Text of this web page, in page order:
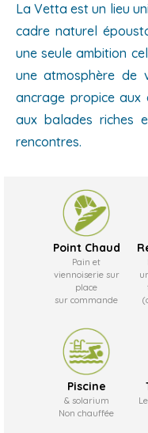
La Vetta est un lieu
cadre naturel
une seule ambition
une atmosphère de
ancrage propice aux
aux balades riches
rencontres.
Point Chaud
Pain et
viennoiserie sur
place
sur commande
Piscine
& solarium
Non chauffée